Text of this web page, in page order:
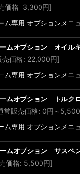
価格: 3,300円]
ム専用 オプションメ
ムオプション オイル
売価格: 22,000円]
ム専用 オプションメ
ムオプション トルク
常販売価格: 0円 ～5,500
ム専用 オプションメ
ムオプション サスペ
価格: 5,500円]